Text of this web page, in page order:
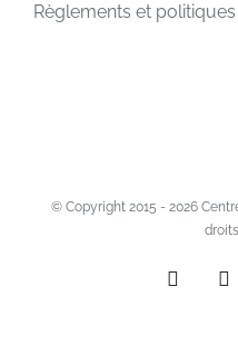
Règlements et politiques
© Copyright 2015 - 2026
Facebook
X